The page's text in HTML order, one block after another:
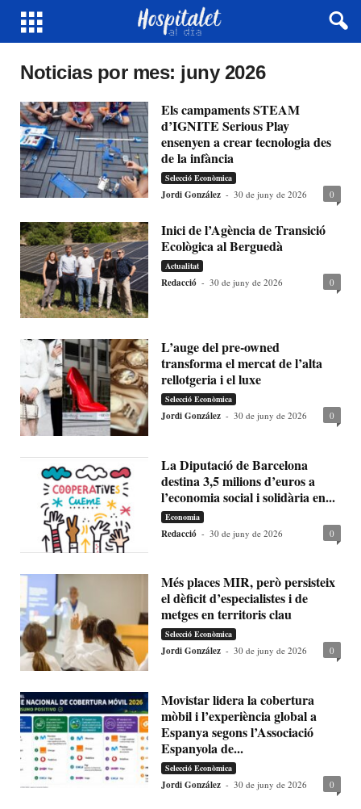
Noticias por mes: juny 2026
Els campaments STEAM
d’IGNITE Serious Play
ensenyen a crear tecnologia des
de la infància
Selecció Econòmica
Jordi González - 30 de juny de 2026 0
Inici de l’Agència de Transició
Ecològica al Berguedà
Actualitat
Redacció - 30 de juny de 2026 0
L’auge del pre-owned
transforma el mercat de l’alta
rellotgeria i el luxe
Selecció Econòmica
Jordi González - 30 de juny de 2026 0
La Diputació de Barcelona
destina 3,5 milions d’euros a
l’economia social i solidària en...
Economia
Redacció - 30 de juny de 2026 0
Més places MIR, però persisteix
el dèficit d’especialistes i de
metges en territoris clau
Selecció Econòmica
Jordi González - 30 de juny de 2026 0
Movistar lidera la cobertura
mòbil i l’experiència global a
Espanya segons l’Associació
Espanyola de...
Selecció Econòmica
Jordi González - 30 de juny de 2026 0